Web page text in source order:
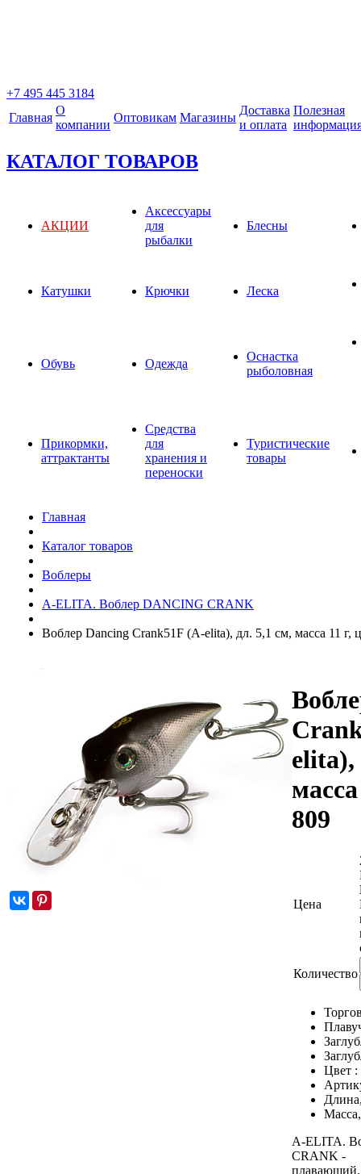
+7 495 445 3184
Главная
О
компании
Оптовикам Магазины
Доставка
и оплата
Полезная
КАТАЛОГ ТОВАРОВ
АКЦИИ
Аксессуары
для
рыбалки
Блесны
Катушки Крючки Леска
Обувь Одежда
Оснастка
рыболовная
Прикормки,
аттрактанты
Средства
для
хранения и
переноски
Туристические
товары
Главная
Каталог товаров
Воблеры
A-ELITA. Воблер DANCING CRANK
Воблер Dancing Crank51F (A-elita), дл. 5,1 см, масса 11 г,
elita),
809
Цена
Количество
Цвет :
A-ELITA.
CRANK -